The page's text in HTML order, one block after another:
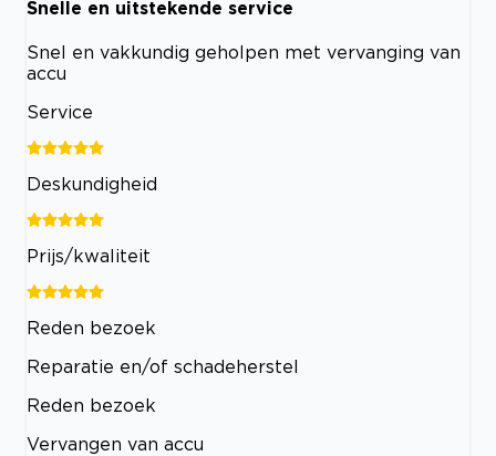
Snelle en uitstekende service
Snel en vakkundig geholpen met vervanging van
accu
Service
Deskundigheid
Prijs/kwaliteit
Reden bezoek
Reparatie en/of schadeherstel
Reden bezoek
Vervangen van accu